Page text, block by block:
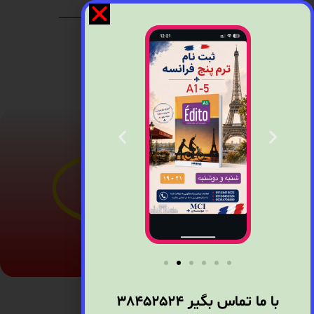
نمونه
مکالمه زبان
آموزان
موسسه MCI
با ما تماس بگیر38452524